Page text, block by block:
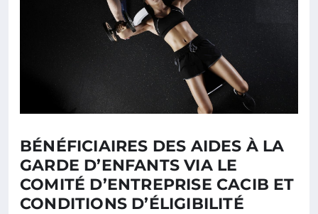
BÉNÉFICIAIRES DES AIDES À LA
GARDE D’ENFANTS VIA LE
COMITÉ D’ENTREPRISE CACIB ET
CONDITIONS D’ÉLIGIBILITÉ